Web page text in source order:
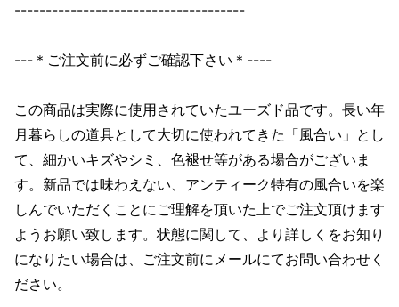
-------------------------------------
---＊ご注文前に必ずご確認下さい＊----
この商品は実際に使用されていたユーズド品です。長い年
月暮らしの道具として大切に使われてきた「風合い」とし
て、細かいキズやシミ、色褪せ等がある場合がございま
す。新品では味わえない、アンティーク特有の風合いを楽
しんでいただくことにご理解を頂いた上でご注文頂けます
ようお願い致します。状態に関して、より詳しくをお知り
になりたい場合は、ご注文前にメールにてお問い合わせく
ださい。